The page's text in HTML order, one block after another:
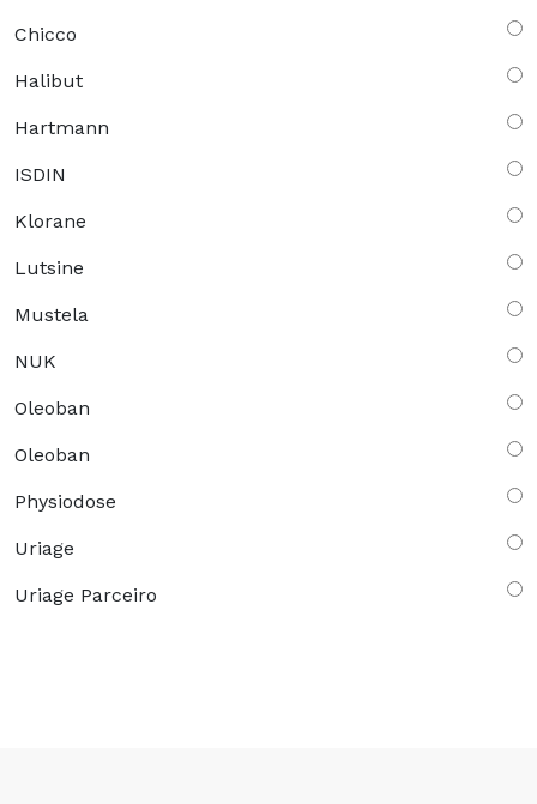
Chicco
Halibut
Hartmann
ISDIN
Klorane
Lutsine
Mustela
NUK
Oleoban
Oleoban
Physiodose
Uriage
Uriage Parceiro